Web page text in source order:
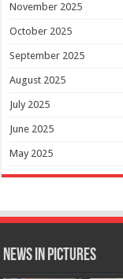
November 2025
October 2025
September 2025
August 2025
July 2025
June 2025
May 2025
News in Pictures